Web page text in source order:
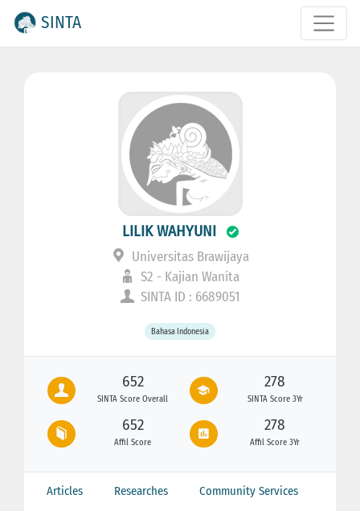
SINTA
LILIK WAHYUNI
Universitas Brawijaya
S2 - Kajian Wanita
SINTA ID : 6689051
Bahasa Indonesia
652
SINTA Score Overall
278
SINTA Score 3Yr
652
Affil Score
278
Affil Score 3Yr
Articles Researches Community Services